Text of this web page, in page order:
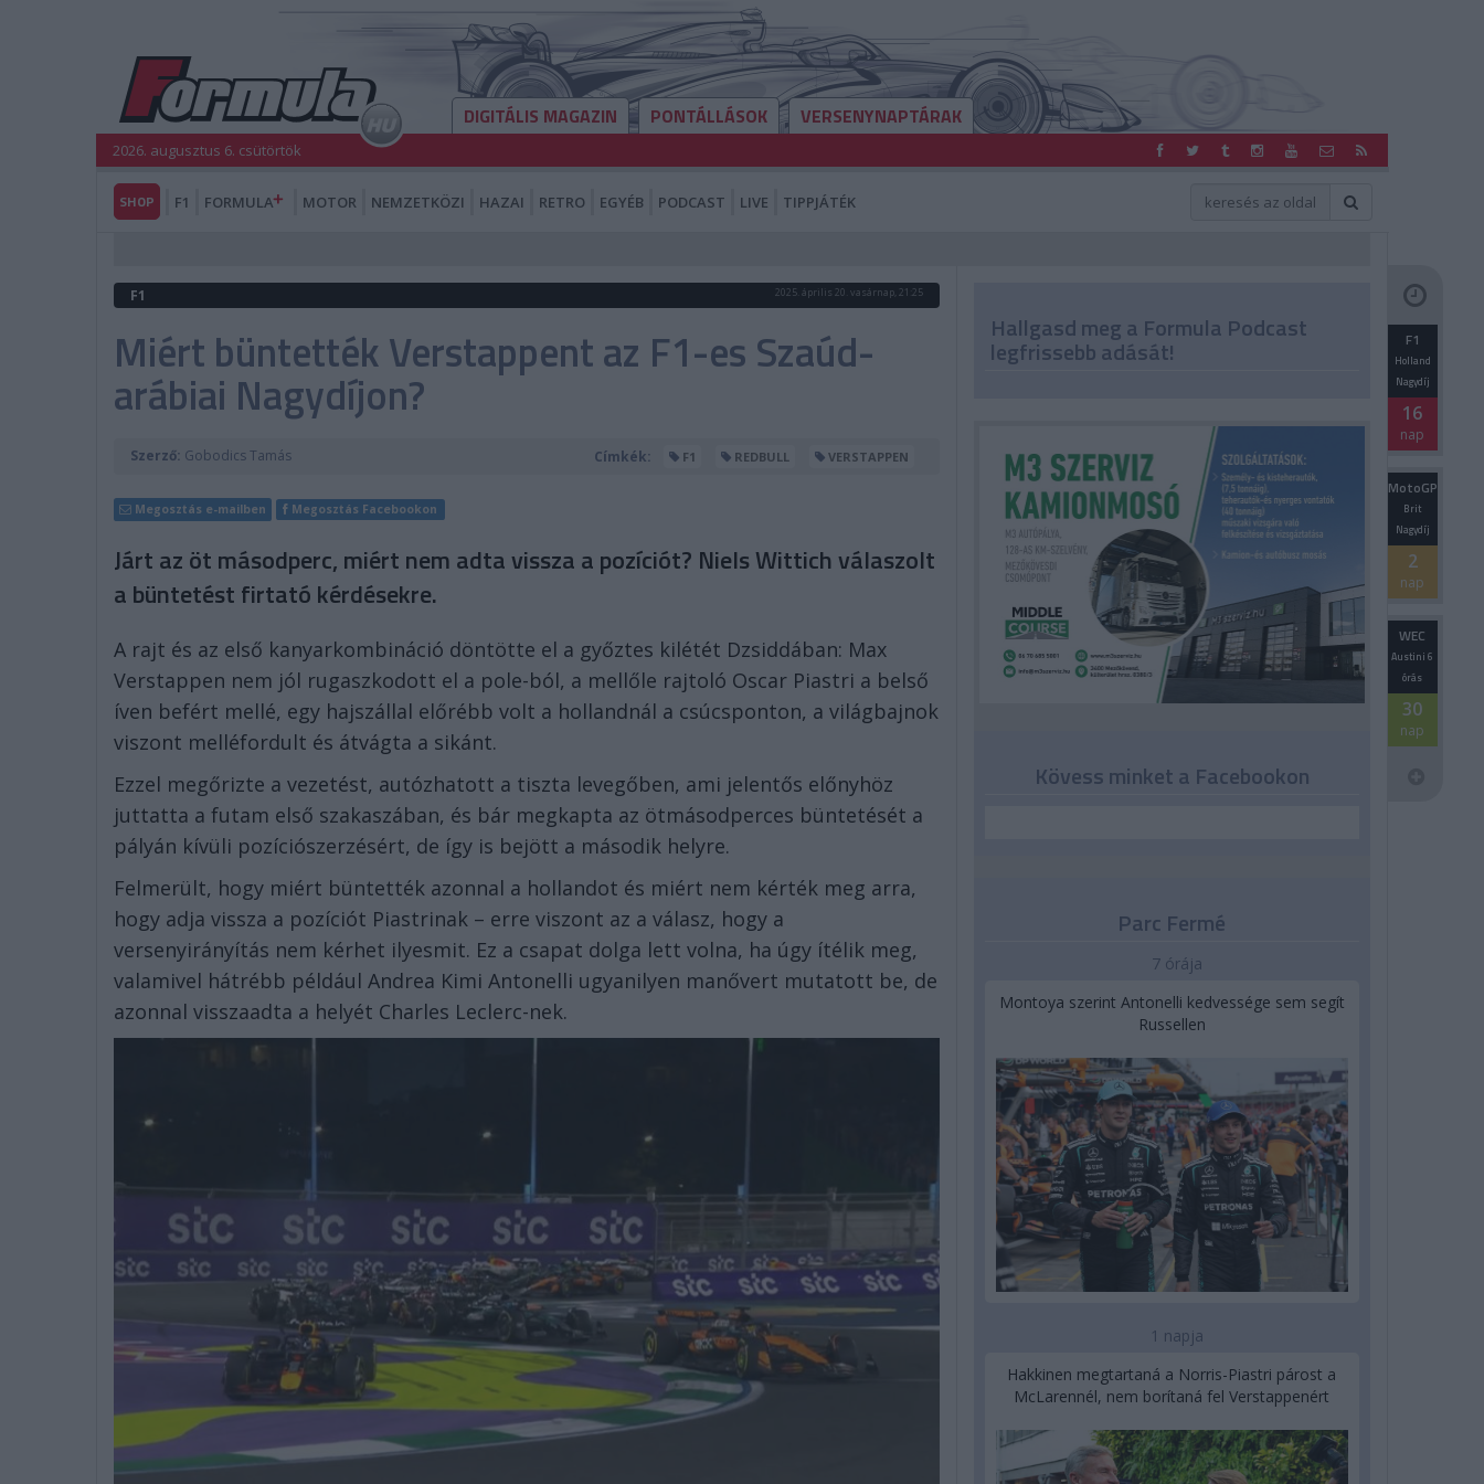
DIGITÁLIS MAGAZIN PONTÁLLÁSOK VERSENYNAPTÁRAK
2026. augusztus 6. csütörtök
SHOP F1 FORMULA MOTOR NEMZETKÖZI HAZAI RETRO EGYÉB PODCAST LIVE TIPPJÁTÉK
F1 2025. április 20. vasárnap, 21:25
Miért büntették Verstappent az F1-es Szaúd-
arábiai Nagydíjon?
Szerző: Gobodics Tamás Címkék: F1 REDBULL VERSTAPPEN
Megosztás e-mailben Megosztás Facebookon
Járt az öt másodperc, miért nem adta vissza a pozíciót? Niels Wittich válaszolt
a büntetést firtató kérdésekre.
A rajt és az első kanyarkombináció döntötte el a győztes kilétét Dzsiddában: Max
Verstappen nem jól rugaszkodott el a pole-ból, a mellőle rajtoló Oscar Piastri a belső
íven befért mellé, egy hajszállal előrébb volt a hollandnál a csúcsponton, a világbajnok
viszont melléfordult és átvágta a sikánt.
Ezzel megőrizte a vezetést, autózhatott a tiszta levegőben, ami jelentős előnyhöz
juttatta a futam első szakaszában, és bár megkapta az ötmásodperces büntetését a
pályán kívüli pozíciószerzésért, de így is bejött a második helyre.
Felmerült, hogy miért büntették azonnal a hollandot és miért nem kérték meg arra,
hogy adja vissza a pozíciót Piastrinak – erre viszont az a válasz, hogy a
versenyirányítás nem kérhet ilyesmit. Ez a csapat dolga lett volna, ha úgy ítélik meg,
valamivel hátrébb például Andrea Kimi Antonelli ugyanilyen manővert mutatott be, de
azonnal visszaadta a helyét Charles Leclerc-nek.
Hallgasd meg a Formula Podcast
legfrissebb adását! F1
Holland
Nagydíj
16
nap
MotoGP
Brit
Nagydíj
2
nap
WEC
Austini 6
órás
30
nap
Kövess minket a Facebookon
Parc Fermé
7 órája
Montoya szerint Antonelli kedvessége sem segít
Russellen
1 napja
Hakkinen megtartaná a Norris-Piastri párost a
McLarennél, nem borítaná fel Verstappenért